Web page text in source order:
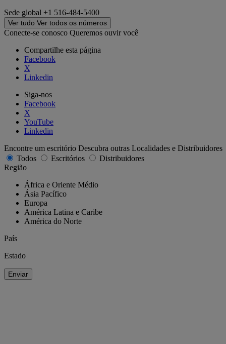
Sede global +1 516-484-5400
Ver tudo Ver todos os números
Conecte-se conosco Queremos ouvir você
Compartilhe esta página
Facebook
X
Linkedin
Siga-nos
Facebook
X
YouTube
Linkedin
Encontre um escritório Descubra outras Localidades e Distribuidores
Todos
Escritórios
Distribuidores
Região
África e Oriente Médio
Ásia Pacífico
Europa
América Latina e Caribe
América do Norte
País
Estado
Enviar